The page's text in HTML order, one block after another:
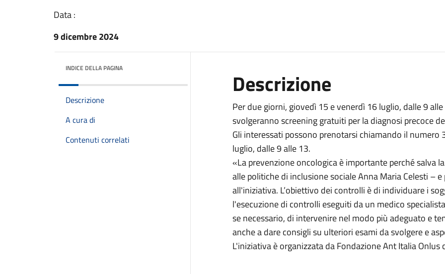
Data :
9 dicembre 2024
INDICE DELLA PAGINA
Descrizione
A cura di
Contenuti correlati
Descrizione
Per due giorni, giovedì 15 e venerdì 16 luglio, dalle 9
svolgeranno screening gratuiti per la diagnosi precoce
Gli interessati possono prenotarsi chiamando il
luglio, dalle 9 alle 13.
«La prevenzione oncologica è importante perché salva
alle politiche di inclusione sociale Anna Maria Celesti –
all'iniziativa. L’obiettivo dei controlli è di individuare i
l'esecuzione di controlli eseguiti da un medico
se necessario, di intervenire nel modo più adeguato e
anche a dare consigli su ulteriori esami da svolgere e
L'iniziativa è organizzata da Fondazione Ant Italia